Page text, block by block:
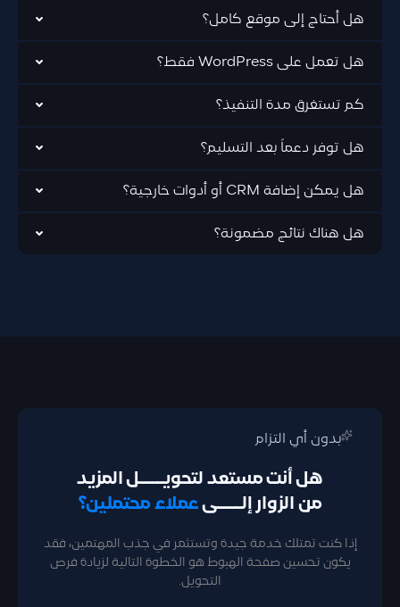
هل أحتاج إلى موقع كامل؟
هل تعمل على WordPress فقط؟
كم تستغرق مدة التنفيذ؟
هل توفر دعماً بعد التسليم؟
هل يمكن إضافة CRM أو أدوات خارجية؟
هل هناك نتائج مضمونة؟
بدون أي التزام
هل أنت مستعد لتحويــــل المزيد
من الزوار إلــــى عملاء محتملين؟
إذا كنت تمتلك خدمة جيدة وتستثمر في جذب المهتمين، فقد
يكون تحسين صفحة الهبوط هو الخطوة التالية لزيادة فرص
التحويل.